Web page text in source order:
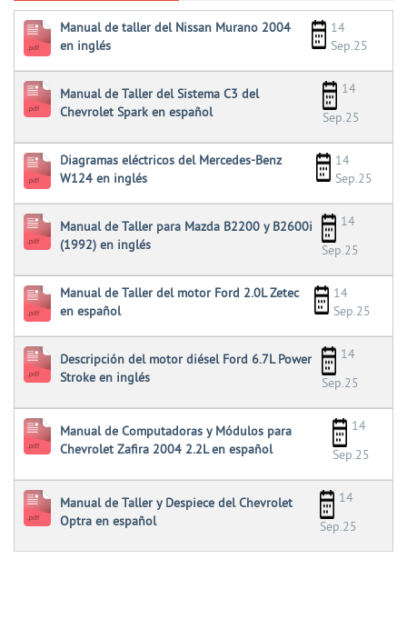
Manual de taller del Nissan Murano 2004
en inglés
14
Sep.25
Manual de Taller del Sistema C3 del
Chevrolet Spark en español
14
Sep.25
Diagramas eléctricos del Mercedes-Benz
W124 en inglés
14
Sep.25
Manual de Taller para Mazda B2200 y B2600i
(1992) en inglés
14
Sep.25
Manual de Taller del motor Ford 2.0L Zetec
en español
14
Sep.25
Descripción del motor diésel Ford 6.7L Power
Stroke en inglés
14
Sep.25
Manual de Computadoras y Módulos para
Chevrolet Zafira 2004 2.2L en español
14
Sep.25
Manual de Taller y Despiece del Chevrolet
Optra en español
14
Sep.25